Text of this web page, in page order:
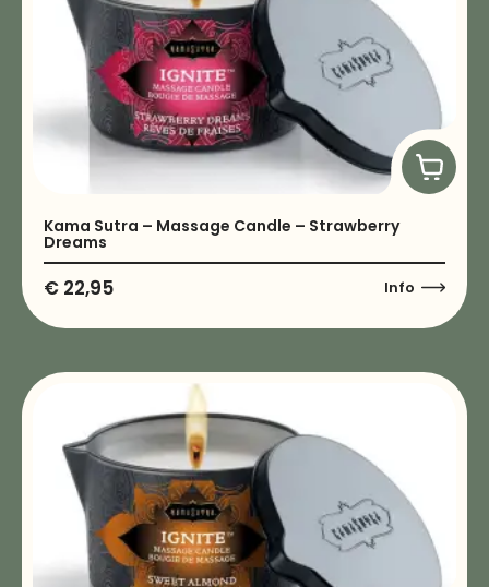
Kama Sutra – Massage Candle – Strawberry
Dreams
€ 22,95 Info